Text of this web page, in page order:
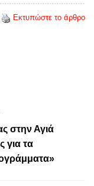
Εκτυπώστε το άρθρο
στην Αγιά
για τα